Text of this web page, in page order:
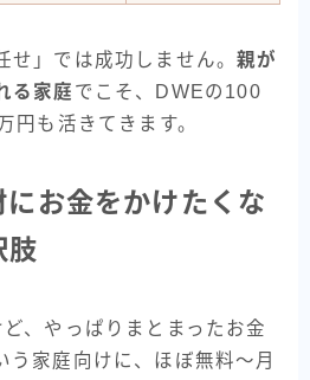
せ」では成功しません。親が
る家庭 でこそ、DWEの100
円も活きてきます。
お金をかけたくな
肢
ど、やっぱりまとまったお金
家庭向けに、ほぼ無料〜月